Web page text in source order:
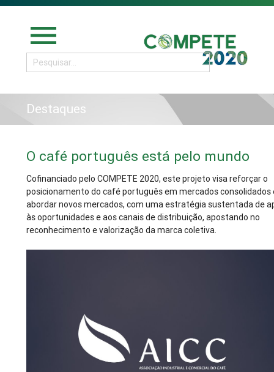
menu
Destaques
O café português está pelo mundo
Cofinanciado pelo COMPETE 2020, este projeto visa reforçar o
posicionamento do café português em mercados consolidados
abordar novos mercados, com uma estratégia sustentada de
às oportunidades e aos canais de distribuição, apostando no
reconhecimento e valorização da marca coletiva.